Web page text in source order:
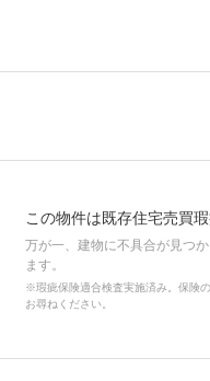
この物件は既存住宅売買
万が一、建物に不具合が見つ
ます。
※瑕疵保険適合検査実施済み。保険
お尋ねください。